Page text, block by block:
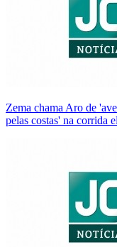
Zema chama Aro de
pelas costas' na corrida